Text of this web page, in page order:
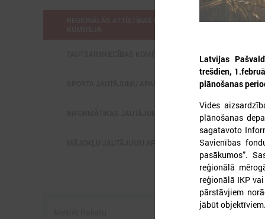
REĢIONĀLĀS ATTĪSTĪBAS UN SADARBĪBAS
INFORMĀTIKAS JAUTĀJUMU APAKŠKOMITEJA
MĀJOKĻU JAUTĀJUMU APAKŠKOMITEJA
Latvijas
trešdien,
plānošanas
Vides
plānošanas
sagatavoto
Savienības
pasākumos”.
reģionālā
reģionālā IKP
pārstāvjiem
jābūt